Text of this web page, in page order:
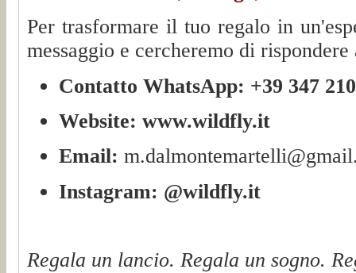
Per trasformare il tuo regalo in
messaggio e cercheremo di rispondere
Contatto WhatsApp: +39 347
Website: www.wildfly.it
Email:
Instagram: @wildfly.it
Regala un lancio. Regala un sogno.